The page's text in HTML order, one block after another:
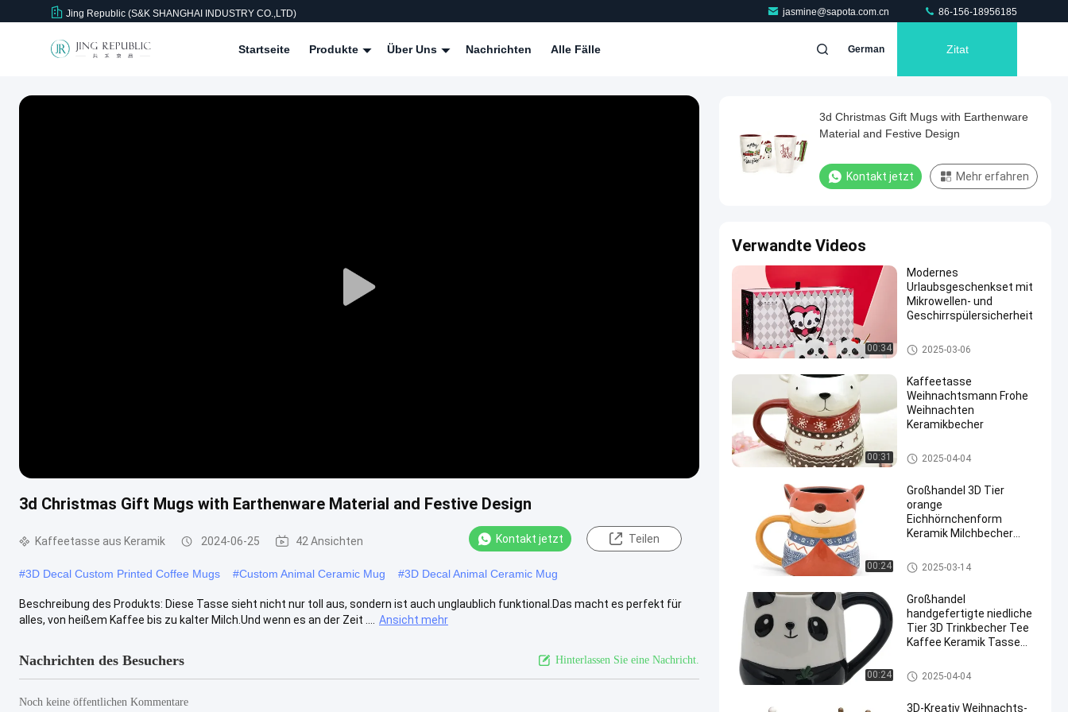
Jing Republic (S&K SHANGHAI INDUSTRY CO.,LTD) jasmine@sapota.com.cn 86-156-18956185
Startseite Produkte Über Uns Nachrichten Alle Fälle German Zitat
Play
3d Christmas Gift Mugs with Earthenware Material and Festive Design
Kaffeetasse aus Keramik 2024-06-25 42 Ansichten Kontakt jetzt Teilen
#3D Decal Custom Printed Coffee Mugs #Custom Animal Ceramic Mug #3D Decal Animal Ceramic Mug
Beschreibung des Produkts: Diese Tasse sieht nicht nur toll aus, sondern ist auch unglaublich funktional.Das macht es perfekt für
alles, von heißem Kaffee bis zu kalter Milch.Und wenn es an der Zeit ....
Ansicht mehr
Nachrichten des Besuchers Hinterlassen Sie eine Nachricht.
Noch keine öffentlichen Kommentare
3d Christmas Gift Mugs with Earthenware
Material and Festive Design
Kontakt jetzt Mehr erfahren
Verwandte Videos
00:34
Modernes
Urlaubsgeschenkset mit
Mikrowellen- und
Geschirrspülersicherheit
Valentine'S Day Ceramics
2025-03-06
00:31
Kaffeetasse
Weihnachtsmann Frohe
Weihnachten
Keramikbecher
3D Ceramic Mug
2025-04-04
00:24
Großhandel 3D Tier
orange
Eichhörnchenform
Keramik Milchbecher
Weihnachtsgeschenk mit
Handmalerei
3D Ceramic Mug
2025-03-14
00:24
Großhandel
handgefertigte niedliche
Tier 3D Trinkbecher Tee
Kaffee Keramik Tasse
3D Ceramic Mug
2025-04-04
3D-Kreativ Weihnachts-